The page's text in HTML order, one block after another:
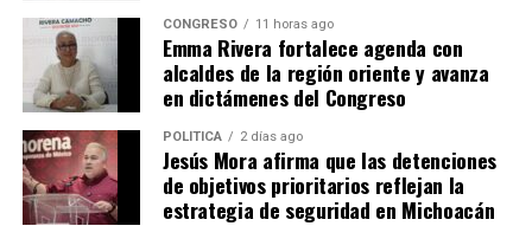
Me gusta esto:
CONGRESO 11 horas ago
Emma Rivera fortalece agenda con
alcaldes de la región oriente y avanza
en dictámenes del Congreso
POLÍTICA 2 días ago
Jesús Mora afirma que las detenciones
de objetivos prioritarios reflejan la
estrategia de seguridad en Michoacán